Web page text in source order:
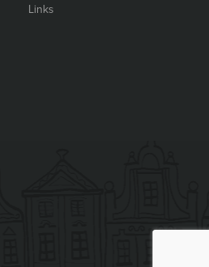
Links